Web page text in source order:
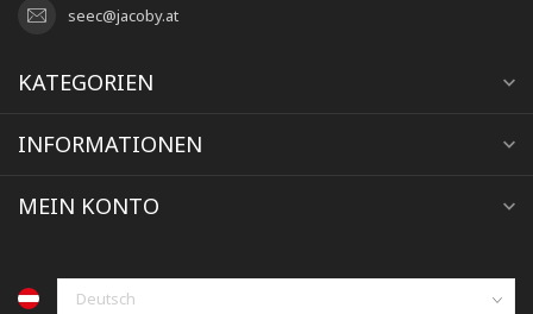
seec@jacoby.at
KATEGORIEN
INFORMATIONEN
MEIN KONTO